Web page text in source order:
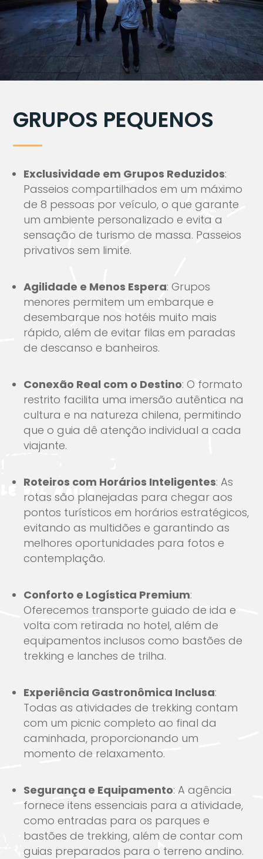
GRUPOS PEQUENOS
Exclusividade em Grupos Reduzidos:
Passeios compartilhados em um máximo
de 8 pessoas por veículo, o que garante
um ambiente personalizado e evita a
sensação de turismo de massa. Passeios
privativos sem limite.
Agilidade e Menos Espera: Grupos
menores permitem um embarque e
desembarque nos hotéis muito mais
rápido, além de evitar filas em paradas
de descanso e banheiros.
Conexão Real com o Destino: O formato
restrito facilita uma imersão autêntica na
cultura e na natureza chilena, permitindo
que o guia dê atenção individual a cada
viajante.
Roteiros com Horários Inteligentes: As
rotas são planejadas para chegar aos
pontos turísticos em horários estratégicos,
evitando as multidões e garantindo as
melhores oportunidades para fotos e
contemplação.
Conforto e Logística Premium:
Oferecemos transporte guiado de ida e
volta com retirada no hotel, além de
equipamentos inclusos como bastões de
trekking e lanches de trilha.
Experiência Gastronômica Inclusa:
Todas as atividades de trekking contam
com um picnic completo ao final da
caminhada, proporcionando um
momento de relaxamento.
Segurança e Equipamento: A agência
fornece itens essenciais para a atividade,
como entradas para os parques e
bastões de trekking, além de contar com
guias preparados para o terreno andino.